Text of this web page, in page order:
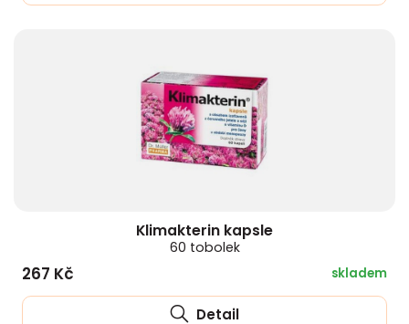
Klimakterin kapsle
60 tobolek
267 Kč skladem
Detail